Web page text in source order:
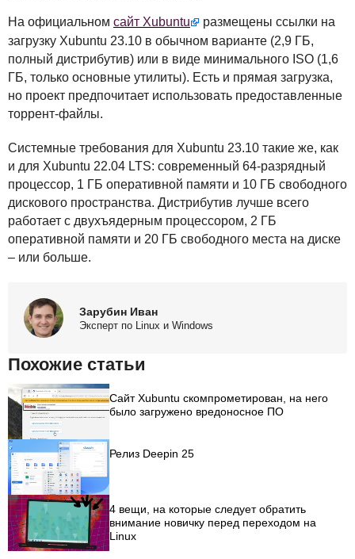
На официальном сайт Xubuntu
размещены ссылки на
загрузку Xubuntu 23.10 в обычном варианте (2,9 ГБ,
полный дистрибутив) или в виде минимального ISO (1,6
ГБ, только основные утилиты). Есть и прямая загрузка,
но проект предпочитает использовать предоставленные
торрент-файлы.
Системные требования для Xubuntu 23.10 такие же, как
и для Xubuntu 22.04 LTS: современный 64-разрядный
процессор, 1 ГБ оперативной памяти и 10 ГБ свободного
дискового пространства. Дистрибутив лучше всего
работает с двухъядерным процессором, 2 ГБ
оперативной памяти и 20 ГБ свободного места на диске
– или больше.
Зарубин Иван
Эксперт по Linux и Windows
Похожие статьи
Сайт Xubuntu скомпрометирован, на него
было загружено вредоносное ПО
Релиз Deepin 25
4 вещи, на которые следует обратить
внимание новичку перед переходом на
Linux